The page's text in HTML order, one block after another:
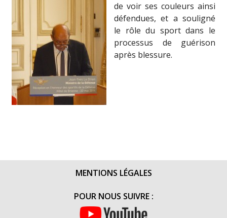
de voir ses couleurs ainsi
défendues, et a souligné
le rôle du sport dans le
processus de guérison
après blessure.
MENTIONS LÉGALES
POUR NOUS SUIVRE :